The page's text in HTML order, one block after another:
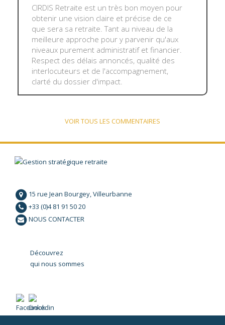
CIRDIS Retraite est un très bon moyen pour
obtenir une vision claire et précise de ce
que sera sa retraite. Tant au niveau de la
meilleure approche pour y parvenir qu'aux
niveaux purement administratif et financier.
Respect des délais annoncés, qualité des
interlocuteurs et de l'accompagnement,
clarté du dossier d'impact.
VOIR TOUS LES COMMENTAIRES
15 rue Jean Bourgey, Villeurbanne
+33 (0)4 81 91 50 20
NOUS CONTACTER
Découvrez
qui nous sommes